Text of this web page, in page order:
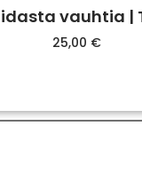
vauhtia |
25,00 €